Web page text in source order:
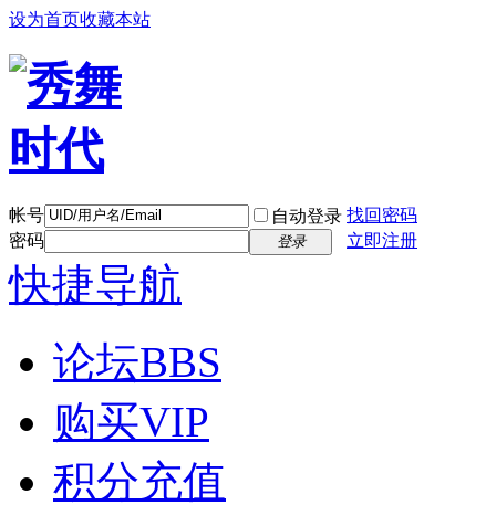
设为首页收藏本站
帐号 自动登录 找回密码
密码
登录 立即注册
快捷导航
论坛BBS
购买VIP
积分充值